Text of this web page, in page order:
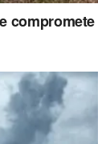
compromete